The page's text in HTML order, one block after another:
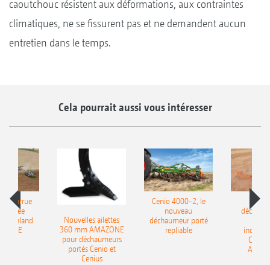
caoutchouc résistent aux déformations, aux contraintes
climatiques, ne se fissurent pas et ne demandent aucun
entretien dans le temps.
Cela pourrait aussi vous intéresser
charrue
portée
Onland
Nouvelles ailettes
360 mm AMAZONE
pour déchaumeurs
portés Cenio et
Cenius
Cenio 4000-2, le
nouveau
déchaumeur porté
repliable